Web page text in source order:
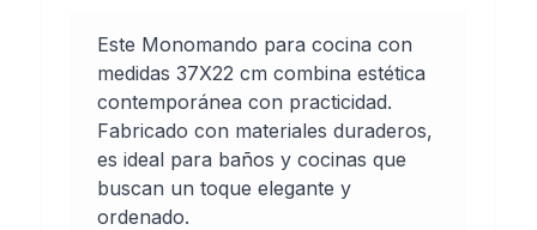
Este Monomando para cocina con
medidas 37X22 cm combina estética
contemporánea con practicidad.
Fabricado con materiales duraderos,
es ideal para baños y cocinas que
buscan un toque elegante y
ordenado.